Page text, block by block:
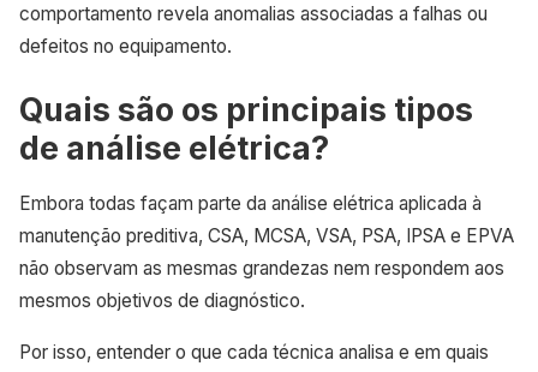
comportamento revela anomalias associadas a falhas ou
defeitos no equipamento.
Quais são os principais tipos
de análise elétrica?
Embora todas façam parte da análise elétrica aplicada à
manutenção preditiva, CSA, MCSA, VSA, PSA, IPSA e EPVA
não observam as mesmas grandezas nem respondem aos
mesmos objetivos de diagnóstico.
Por isso, entender o que cada técnica analisa e em quais